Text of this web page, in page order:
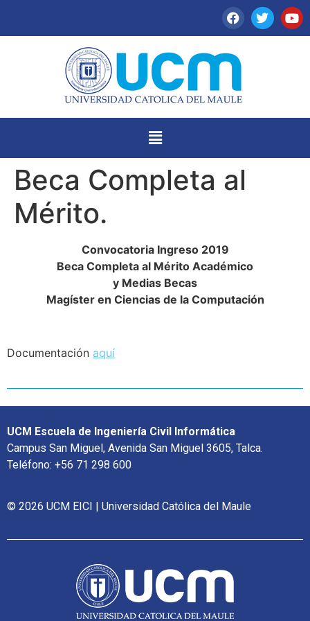
Beca Completa al
Mérito.
Convocatoria Ingreso 2019
Beca Completa al Mérito Académico
y Medias Becas
Magíster en Ciencias de la Computación
Documentación aquí
UCM Escuela de Ingeniería Civil Informática
Campus San Miguel, Avenida San Miguel 3605, Talca.
Teléfono: +56 71 298 600
© 2026 UCM EICI | Universidad Católica del Maule